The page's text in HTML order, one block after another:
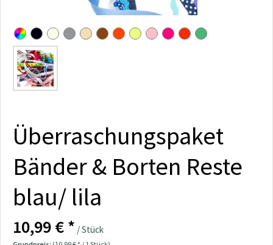
Überraschungspaket
Bänder & Borten Reste
blau/ lila
10,99 € * / Stück